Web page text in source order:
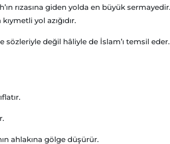
rızasına giden yolda en büyük sermayedir.
yol azığıdır.
değil hâliyle de İslam’ı temsil
ahlakına gölge düşürür.